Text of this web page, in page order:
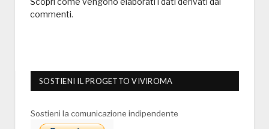
commenti.
SOSTIENI IL PROGETTO VIVIROMA
Sostieni la comunicazione indipendente